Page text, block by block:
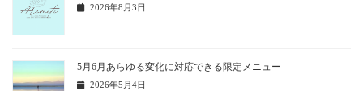
2026年8月3日
5月6月あらゆる変化に対応できる限定メニュー
2026年5月4日